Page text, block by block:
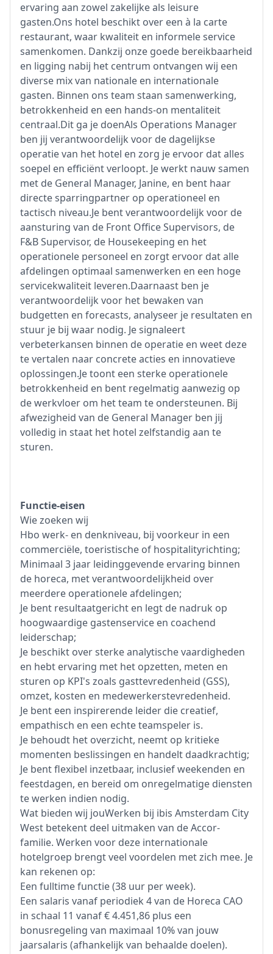
ervaring aan zowel zakelijke als leisure
gasten.Ons hotel beschikt over een à la carte
restaurant, waar kwaliteit en informele service
samenkomen. Dankzij onze goede bereikbaarheid
en ligging nabij het centrum ontvangen wij een
diverse mix van nationale en internationale
gasten. Binnen ons team staan samenwerking,
betrokkenheid en een hands-on mentaliteit
centraal.Dit ga je doenAls Operations Manager
ben jij verantwoordelijk voor de dagelijkse
operatie van het hotel en zorg je ervoor dat alles
soepel en efficiënt verloopt. Je werkt nauw samen
met de General Manager, Janine, en bent haar
directe sparringpartner op operationeel en
tactisch niveau.Je bent verantwoordelijk voor de
aansturing van de Front Office Supervisors, de
F&B Supervisor, de Housekeeping en het
operationele personeel en zorgt ervoor dat alle
afdelingen optimaal samenwerken en een hoge
servicekwaliteit leveren.Daarnaast ben je
verantwoordelijk voor het bewaken van
budgetten en forecasts, analyseer je resultaten en
stuur je bij waar nodig. Je signaleert
verbeterkansen binnen de operatie en weet deze
te vertalen naar concrete acties en innovatieve
oplossingen.Je toont een sterke operationele
betrokkenheid en bent regelmatig aanwezig op
de werkvloer om het team te ondersteunen. Bij
afwezigheid van de General Manager ben jij
volledig in staat het hotel zelfstandig aan te
sturen.
Functie-eisen
Wie zoeken wij
Hbo werk- en denkniveau, bij voorkeur in een
commerciële, toeristische of hospitalityrichting;
Minimaal 3 jaar leidinggevende ervaring binnen
de horeca, met verantwoordelijkheid over
meerdere operationele afdelingen;
Je bent resultaatgericht en legt de nadruk op
hoogwaardige gastenservice en coachend
leiderschap;
Je beschikt over sterke analytische vaardigheden
en hebt ervaring met het opzetten, meten en
sturen op KPI's zoals gasttevredenheid (GSS),
omzet, kosten en medewerkerstevredenheid.
Je bent een inspirerende leider die creatief,
empathisch en een echte teamspeler is.
Je behoudt het overzicht, neemt op kritieke
momenten beslissingen en handelt daadkrachtig;
Je bent flexibel inzetbaar, inclusief weekenden en
feestdagen, en bereid om onregelmatige diensten
te werken indien nodig.
Wat bieden wij jouWerken bij ibis Amsterdam City
West betekent deel uitmaken van de Accor-
familie. Werken voor deze internationale
hotelgroep brengt veel voordelen met zich mee. Je
kan rekenen op:
Een fulltime functie (38 uur per week).
Een salaris vanaf periodiek 4 van de Horeca CAO
in schaal 11 vanaf € 4.451,86 plus een
bonusregeling van maximaal 10% van jouw
jaarsalaris (afhankelijk van behaalde doelen).